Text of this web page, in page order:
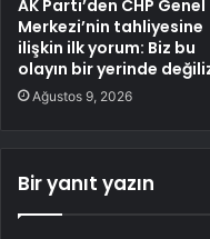
AK Parti’den CHP Genel
Merkezi’nin tahliyesine
ilişkin ilk yorum: Biz bu
olayın bir yerinde
Ağustos 9, 2026
Bir yanıt yazın